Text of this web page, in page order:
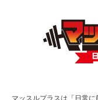
で
マッスルプラスは「日常